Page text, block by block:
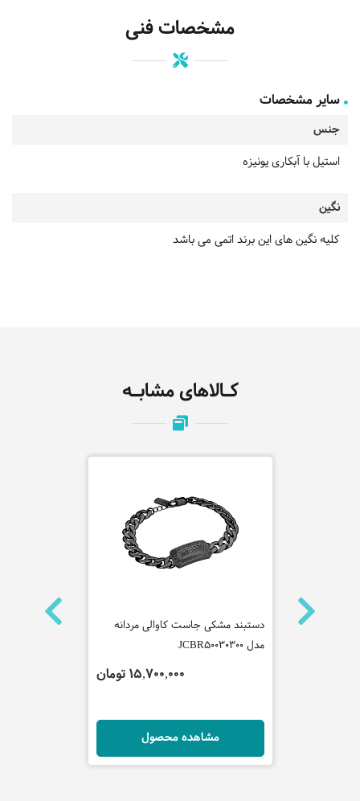
مشخصات فنی
سایر مشخصات
جنس
استیل با آبکاری یونیزه
نگین
کلیه نگین های این برند اتمی می باشد
کـالاهای مشابـه
گردنبند
دستبند مشکی جاست کاوالی مردانه
مدل JCBR50030300
15,700,000 تومان
مشاهده محصول